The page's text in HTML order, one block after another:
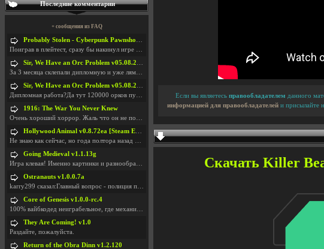
Если вы являетесь правообладателем данного
информацией для правообладателей и присылайте
Скачать Killer
Последние комментарии
+ сообщения из FAQ
Probably Stolen - Cyberpunk Pawnshop Simulator v048c [Playtest]
Поиграв в плейтест, сразу бы накинул игре наивысши
Sir, We Have an Orc Problem v05.08.2026
За 3 месяца склепали дипломную и уже лям двести ба
Sir, We Have an Orc Problem v05.08.2026
Дипломная работа?Да тут 120000 орков путь выбирают
1916: The War You Never Knew
Очень хороший хоррор. Жаль что он не получил должн
Hollywood Animal v0.8.72ea [Steam Early Access]
Не знаю как сейчас, но года полтора назад игра был
Going Medieval v1.1.13g
Игра клевая! Именно картинки и разнообразия в стро
Ostranauts v1.0.0.7a
karry299 сказал:Главный вопрос - полиция по-прежне
Core of Genesis v1.0.0-rc.4
100% вайбкодед неиграбельное, где механики знает т
They Are Coming! v1.0
Раздайте, пожалуйста.
Return of the Obra Dinn v1.2.120